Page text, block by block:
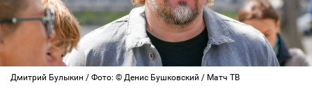
Дмитрий Булыкин / Фото: © Денис Бушковский / Матч ТВ